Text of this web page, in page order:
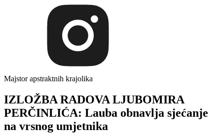
Majstor apstraktnih krajolika
IZLOŽBA RADOVA LJUBOMIRA
PERČINLIĆA: Lauba obnavlja sjećanje
na vrsnog umjetnika